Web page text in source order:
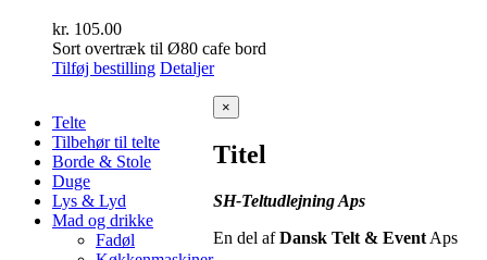
kr. 105.00
Sort overtræk til Ø80 cafe bord
Tilføj bestilling Detaljer
Telte
Tilbehør til telte
Borde & Stole
Duge
Lys & Lyd
Mad og drikke
Fadøl
Close
product
view
×
Titel
SH-Teltudlejning Aps
En del afDansk Telt & Event Aps